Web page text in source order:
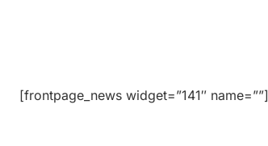
[frontpage_news widget=”141″ name=””]